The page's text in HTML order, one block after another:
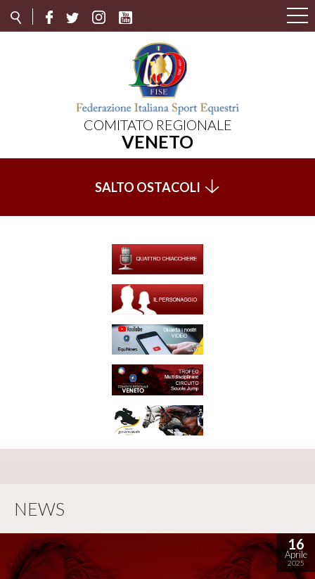
COMITATO REGIONALE
VENETO
SALTO OSTACOLI
NEWS
16
Aprile
2025